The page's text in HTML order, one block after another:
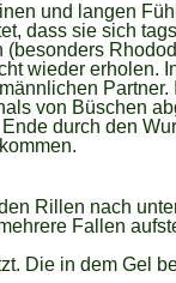
und langen
dass sie sich
wieder erholen.
von Büschen
durch den
Rillen nach
Fallen
Die in dem Gel